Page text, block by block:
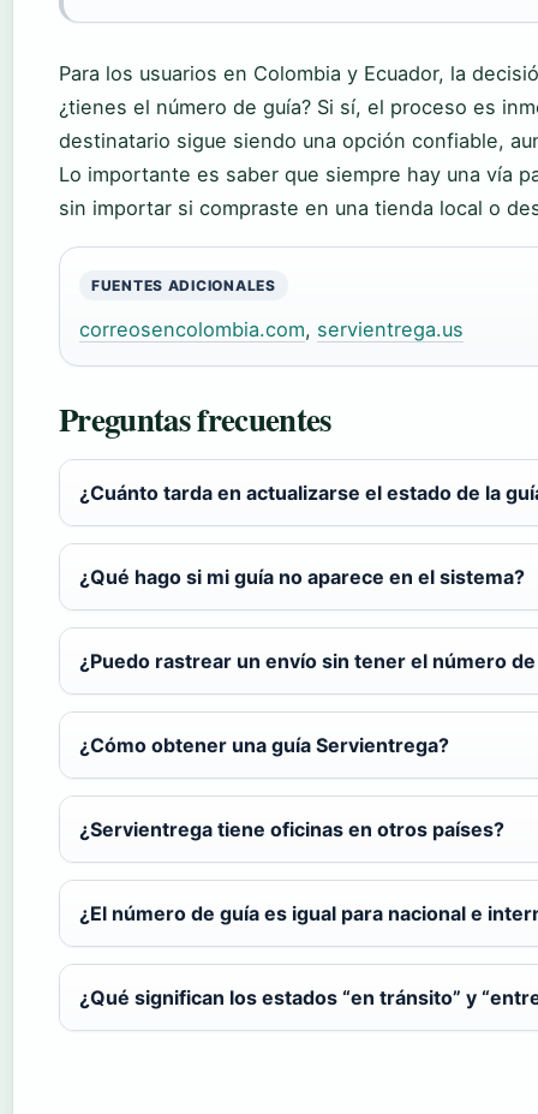
Para los usuarios en Colombia y Ecuador, la
¿tienes el número de guía? Si sí, el proceso es
destinatario sigue siendo una opción confiable,
Lo importante es saber que siempre hay una vía
sin importar si compraste en una tienda local o
FUENTES ADICIONALES
correosencolombia.com, servientrega.us
Preguntas frecuentes
¿Cuánto tarda en actualizarse el estado de la
¿Qué hago si mi guía no aparece en el sistema?
¿Puedo rastrear un envío sin tener el número
¿Cómo obtener una guía Servientrega?
¿Servientrega tiene oficinas en otros países?
¿El número de guía es igual para nacional e
¿Qué significan los estados “en tránsito” y